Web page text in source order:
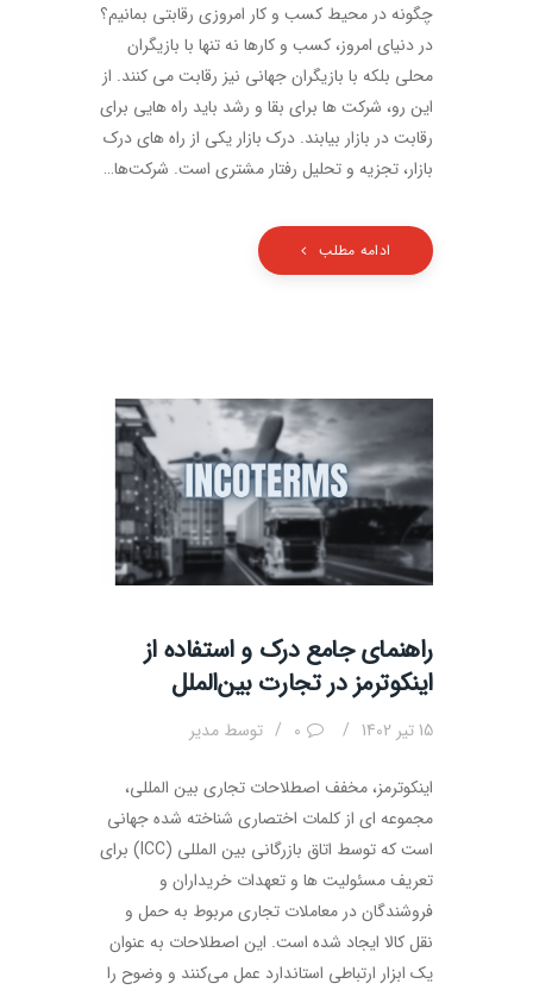
چگونه در محیط کسب و کار امروزی رقابتی بمانیم؟
در دنیای امروز، کسب و کارها نه تنها با بازیگران
محلی بلکه با بازیگران جهانی نیز رقابت می کنند. از
این رو، شرکت ها برای بقا و رشد باید راه هایی برای
رقابت در بازار بیابند. درک بازار یکی از راه های درک
بازار، تجزیه و تحلیل رفتار مشتری است. شرکت‌ها…
ادامه مطلب
راهنمای جامع درک و استفاده از
اینکوترمز در تجارت بین‌الملل
15 تیر 1402 0 توسط مدیر
اینکوترمز، مخفف اصطلاحات تجاری بین المللی،
مجموعه ای از کلمات اختصاری شناخته شده جهانی
است که توسط اتاق بازرگانی بین المللی (ICC) برای
تعریف مسئولیت ها و تعهدات خریداران و
فروشندگان در معاملات تجاری مربوط به حمل و
نقل کالا ایجاد شده است. این اصطلاحات به عنوان
یک ابزار ارتباطی استاندارد عمل می‌کنند و وضوح را